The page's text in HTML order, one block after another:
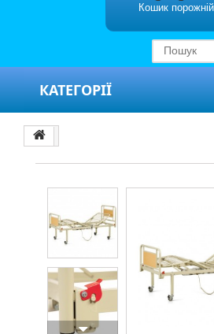
Кошик порожній
КАТЕГОРІЇ